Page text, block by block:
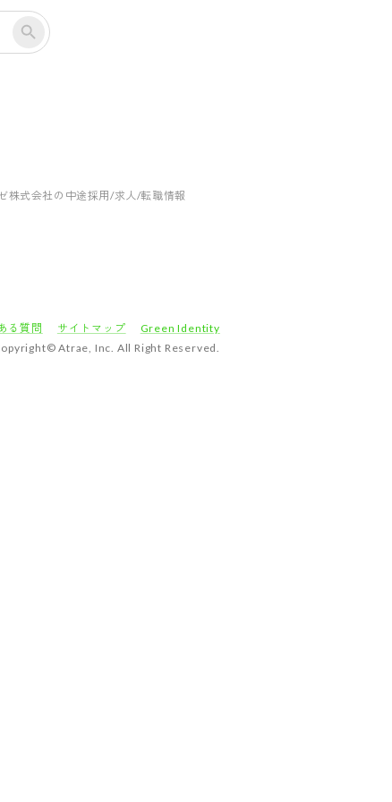
株式会社の中途採用/求人/転職情報
る質問 サイトマップ
Green Identity
Atrae, Inc. All Right Reserved.